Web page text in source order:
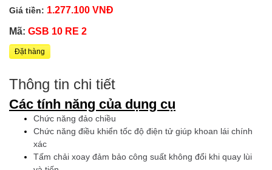
Giá tiền: 1.277.100 VNĐ
Mã: GSB 10 RE 2
Đặt hàng
Thông tin chi tiết
Các tính năng của dụng cụ
Chức năng đảo chiều
Chức năng điều khiển tốc độ điện tử giúp khoan lái chính
xác
Tấm chải xoay đảm bảo công suất không đổi khi quay lùi